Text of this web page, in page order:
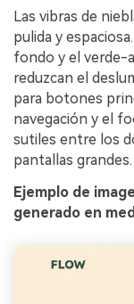
Las vibras de
pulida y
fondo y el verde-
reduzcan el
para botones
navegación y el
sutiles entre los
pantallas grandes.
Ejemplo de
generado en